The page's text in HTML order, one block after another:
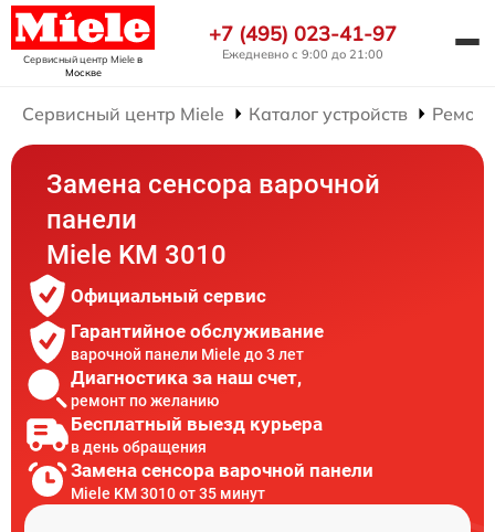
Сервисный центр Mieleв
Москве
+7 (495) 023-41-97
Ежедневно с 9:00 до 21:00
Сервисный центр Miele Каталог устройств
Замена сенсора варочной
панели
Miele KM 3010
Официальный сервис
Гарантийное обслуживание
варочной панели Miele до 3 лет
Диагностика за наш счет,
ремонт по желанию
Бесплатный выезд курьера
в день обращения
Замена сенсора варочной панели
Miele KM 3010 от 35 минут